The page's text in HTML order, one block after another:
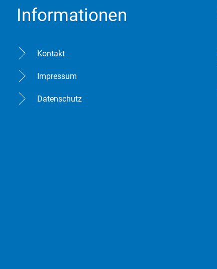
Informationen
Kontakt
Impressum
Datenschutz